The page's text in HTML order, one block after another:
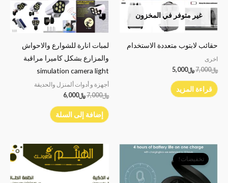
غير متوفر في المخزون
حقائب لابتوب متعددة الاستخدام
اخرى
﷼7,000﷼5,000
قراءة المزيد
لمبات انارة للشوارع والاحواش
والمزارع بشكل كاميرا مراقبة
simulation camera light
أجهزة و أدوات ألمنزل والحديقة
﷼7,000﷼6,000
إضافة إلى السلة
تخفيضات!
السعر
الأصلي
هو:
﷼10,000.
السعر
الحالي